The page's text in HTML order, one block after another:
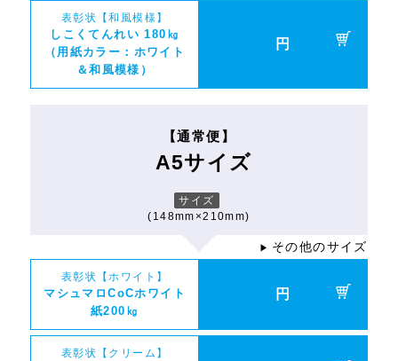
表彰状【和風模様】
しこくてんれい 180㎏
（用紙カラー：ホワイト
＆和風模様）
円
【通常便】
A5サイズ
サイズ
(148mm×210mm)
▶ その他のサイズ
表彰状【ホワイト】
マシュマロCoCホワイト
紙200㎏
円
表彰状【クリーム】